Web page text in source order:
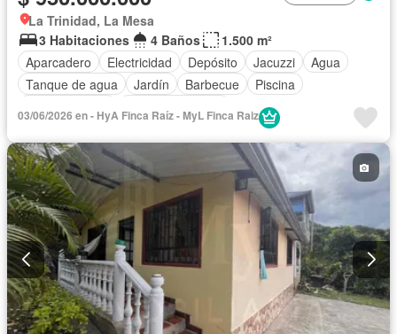
La Trinidad, La Mesa
3 Habitaciones
4 Baños
1.500 m²
Aparcadero
Electricidad Depósito Jacuzzi
Agua
Tanque de agua
Jardín Barbecue
Piscina
03/06/2026 en - HyA Finca Raíz - MyL Finca Raiz